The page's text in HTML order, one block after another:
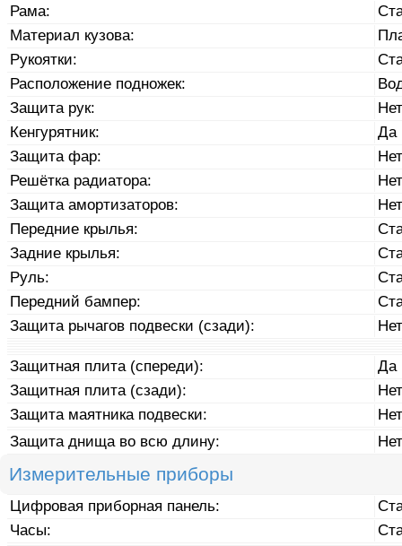
Рама:
Материал кузова:
Рукоятки:
Расположение подножек:
Защита рук:
Нет
Кенгурятник:
Да
Защита фар:
Нет
Решётка радиатора:
Нет
Защита амортизаторов:
Нет
Передние крылья:
Задние крылья:
Руль:
Передний бампер:
Защита рычагов подвески (сзади):
Нет
Защитная плита (спереди):
Да
Защитная плита (сзади):
Нет
Защита маятника подвески:
Нет
Защита днища во всю длину:
Нет
Измерительные приборы
Цифровая приборная панель:
Часы: